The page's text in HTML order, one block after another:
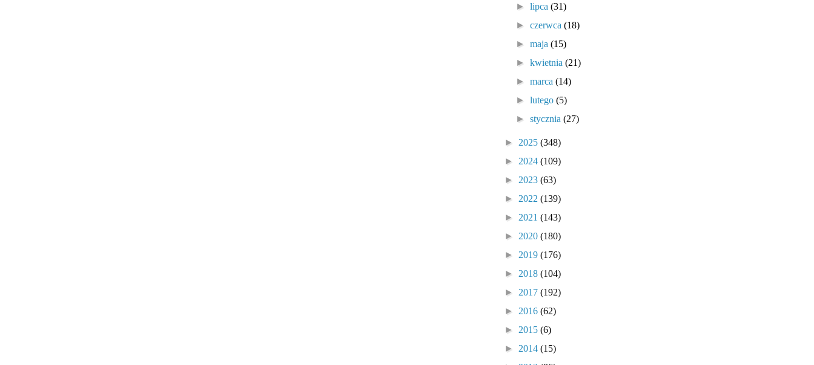
►lipca(31)
►czerwca(18)
►maja(15)
►kwietnia(21)
►marca(14)
►lutego(5)
►stycznia(27)
► 2025 (348)
► 2024 (109)
► 2023 (63)
► 2022 (139)
► 2021 (143)
► 2020 (180)
► 2019 (176)
► 2018 (104)
► 2017 (192)
► 2016 (62)
► 2015 (6)
► 2014 (15)